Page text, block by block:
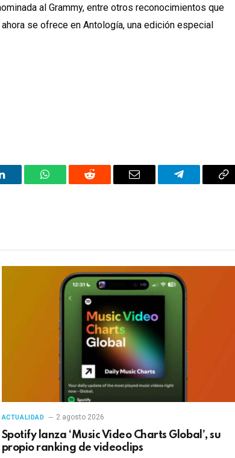
al Grammy, entre otros reconocimientos que
se ofrece en Antología, una edición especial
LinkedIn WhatsAppReddit
Correo
Telegrama
ACTUALIDAD 2 agosto 2026
Spotify lanza ‘Music Video Charts Global’, su
propio ranking de videoclips